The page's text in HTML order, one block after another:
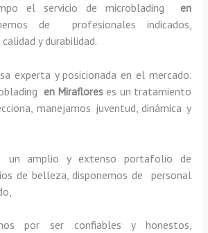
el servicio de microblading en
de profesionales indicados,
y durabilidad.
experta y posicionada en el mercado.
en Miraflores es un tratamiento
manejamos juventud, dinámica y
amplio y extenso portafolio de
de belleza, disponemos de personal
por ser confiables y honestos,